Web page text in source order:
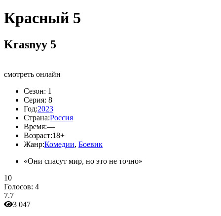
Красный 5
Krasnyy 5
смотреть онлайн
Сезон: 1
Серия: 8
Год:2023
Страна:Россия
Время:—
Возраст:18+
Жанр:Комедии, Боевик
«Они спасут мир, но это не точно»
10
Голосов: 4
7.7
3 047